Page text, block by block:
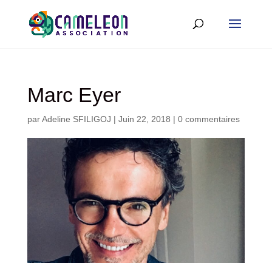
Marc Eyer
parAdeline SFILIGOJ | Juin 22, 2018 | 0 commentaires